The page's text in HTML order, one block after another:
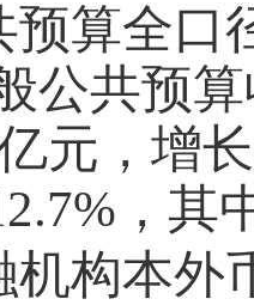
预算全口
公共预
元，增长
，其
机构本外